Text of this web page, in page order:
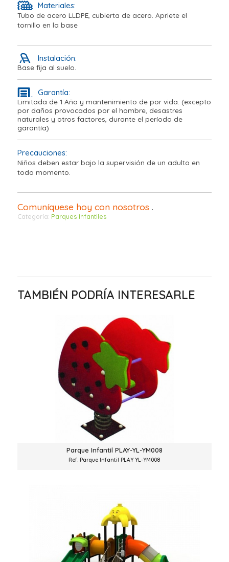
Materiales:
Tubo de acero LLDPE, cubierta de acero. Apriete el
tornillo en la base
Instalación:
Base fija al suelo.
Garantía:
Limitada de 1 Año y mantenimiento de por vida. (excepto
por daños provocados por el hombre, desastres
naturales y otros factores, durante el período de
garantía)
Precauciones:
Niños deben estar bajo la supervisión de un adulto en
todo momento.
Comuníquese hoy con nosotros .
Categoría: Parques Infantiles
TAMBIÉN PODRÍA INTERESARLE
Parque Infantil PLAY-YL-YM008
Ref. Parque Infantil PLAY YL-YM008